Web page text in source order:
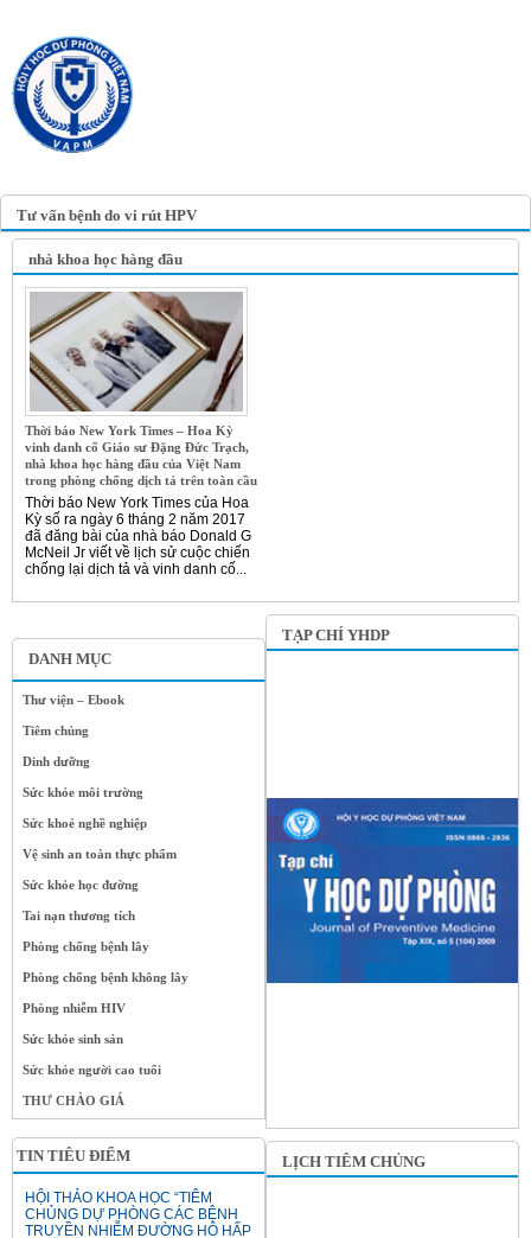
Tư vấn bệnh do vi rút HPV
DANH MỤC
Thư viện – Ebook
Tiêm chủng
Dinh dưỡng
Sức khỏe môi trường
Sức khoẻ nghề nghiệp
Vệ sinh an toàn thực phẩm
Sức khỏe học đường
Tai nạn thương tích
Phòng chống bệnh lây
Phòng chống bệnh không lây
Phòng nhiễm HIV
Sức khỏe sinh sản
Sức khỏe người cao tuổi
THƯ CHÀO GIÁ
TIN TIÊU ĐIỂM
HỘI THẢO KHOA HỌC “TIÊM
CHỦNG DỰ PHÒNG CÁC BỆNH
TRUYỀN NHIỄM ĐƯỜNG HÔ HẤP
nhà khoa học hàng đầu
Thời báo New York Times – Hoa Kỳ
vinh danh cố Giáo sư Đặng Đức Trạch,
nhà khoa học hàng đầu của Việt Nam
trong phòng chống dịch tả trên toàn cầu
Thời báo New York Times của Hoa
Kỳ số ra ngày 6 tháng 2 năm 2017
đã đăng bài của nhà báo Donald G
McNeil Jr viết về lịch sử cuộc chiến
chống lại dịch tả và vinh danh cố...
TẠP CHÍ YHDP
LỊCH TIÊM CHỦNG